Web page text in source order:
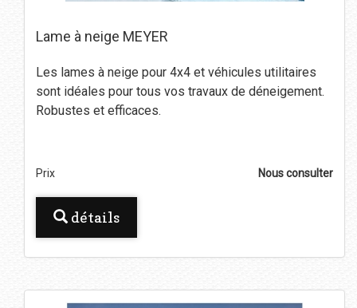
Lame à neige MEYER
Les lames à neige pour 4x4 et véhicules utilitaires
sont idéales pour tous vos travaux de déneigement.
Robustes et efficaces.
Prix Nous consulter
détails